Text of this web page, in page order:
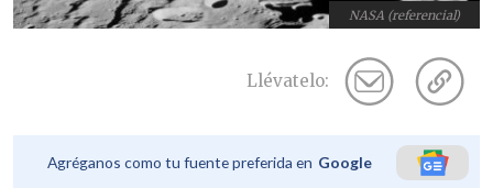
NASA (referencial)
Llévatelo:
Agréganos como tu fuente preferida en Google